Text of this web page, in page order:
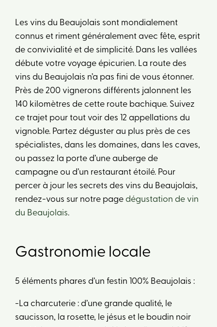
Les vins du Beaujolais sont mondialement
connus et riment généralement avec fête, esprit
de convivialité et de simplicité. Dans les vallées
débute votre voyage épicurien. La route des
vins du Beaujolais n’a pas fini de vous étonner.
Près de 200 vignerons différents jalonnent les
140 kilomètres de cette route bachique. Suivez
ce trajet pour tout voir des 12 appellations du
vignoble. Partez déguster au plus près de ces
spécialistes, dans les domaines, dans les caves,
ou passez la porte d’une auberge de
campagne ou d’un restaurant étoilé. Pour
percer à jour les secrets des vins du Beaujolais,
rendez-vous sur notre page dégustation de vin
du Beaujolais.
Gastronomie locale
5 éléments phares d’un festin 100% Beaujolais :
-La charcuterie : d’une grande qualité, le
saucisson, la rosette, le jésus et le boudin noir